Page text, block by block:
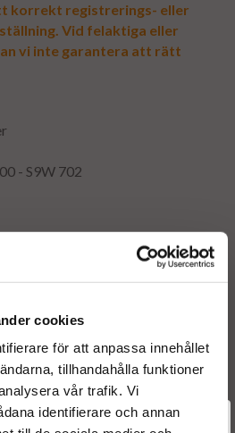
cookies
för att anpassa innehållet
tillhandahålla funktioner
vår trafik. Vi
identifierare och annan
korrekt registrerings- eller
Vid felaktiga eller
vi inte garantera att rätt
- S9W 702